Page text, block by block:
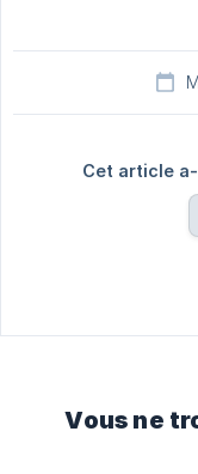
Cet article
Vous ne